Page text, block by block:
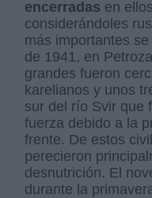
encerradas en
considerándoles
más importantes
de 1941, en
grandes fueron
karelianos y unos
sur del río Svir que
fuerza debido a la
frente. De estos
perecieron
desnutrición. El
durante la